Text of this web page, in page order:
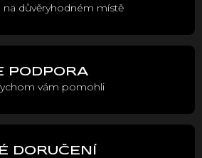
na důvěryhodném místě
PODPORA
vám pomohli
DORUČENÍ